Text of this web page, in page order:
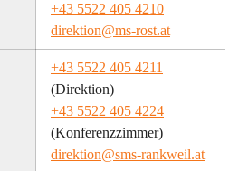
+43 5522 405 4210
direktion@ms-rost.at
+43 5522 405 4211
(Direktion)
+43 5522 405 4224
(Konferenzzimmer)
direktion@sms-rankweil.at